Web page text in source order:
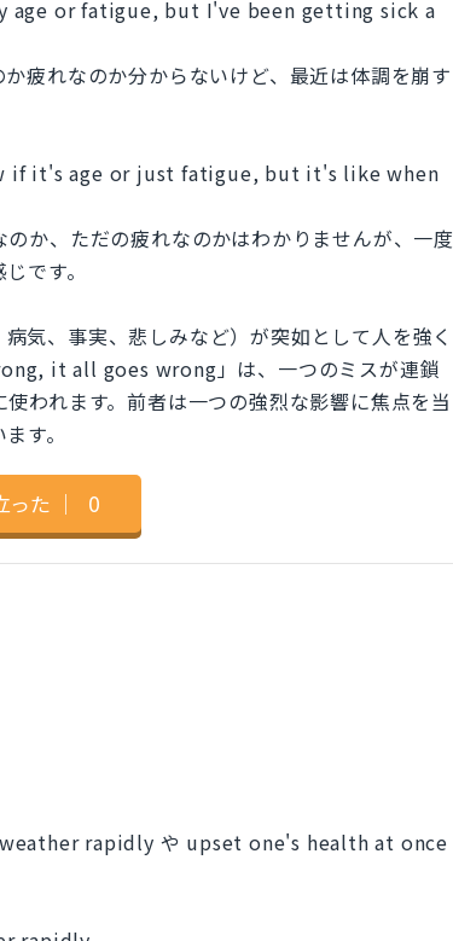
or fatigue, but I've been getting sick a
疲れなのか分からないけど、最近は体調を崩す
if it's age or just fatigue, but it's like when
か、ただの疲れなのかはわかりませんが、一度
です。
、事実、悲しみなど）が突如として人を強く
it all goes wrong」は、一つのミスが連鎖
われます。前者は一つの強烈な影響に焦点を当
す。
った ｜ 0
weather rapidly や upset one's health at once